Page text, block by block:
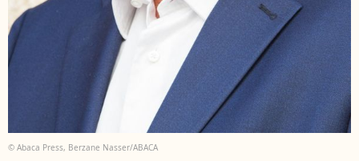
© Abaca Press, Berzane Nasser/ABACA